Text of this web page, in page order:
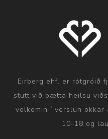
Eirberg ehf. er rótgróið
stutt við bætta heilsu
velkomin í verslun okkar
10-18 og